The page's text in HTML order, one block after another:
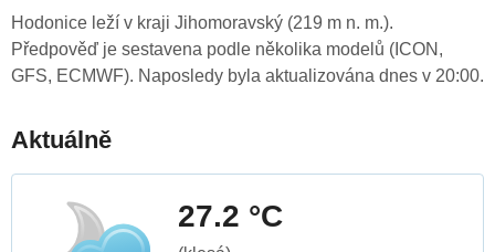
Hodonice leží v kraji Jihomoravský (219 m n. m.).
Předpověď je sestavena podle několika modelů (ICON,
GFS, ECMWF). Naposledy byla aktualizována dnes v 20:00.
Aktuálně
27.2 °C